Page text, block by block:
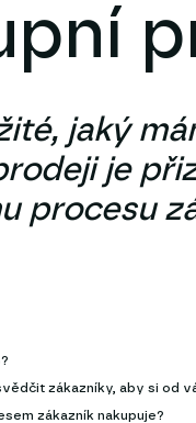
jaký
je
procesu
zákazníky, aby si od
zákazník nakupuje?